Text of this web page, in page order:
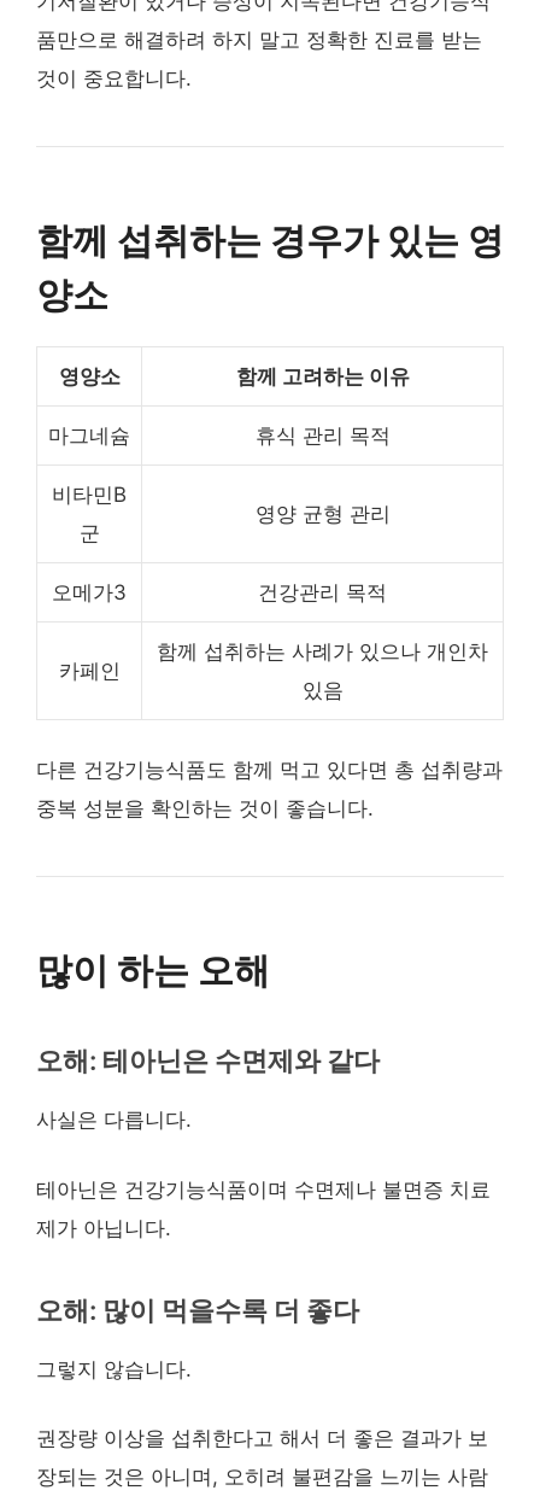
품만으로 해결하려 하지 말고 정확한 진료를 받는
것이 중요합니다.
함께 섭취하는 경우가 있는 영
양소
영양소 함께 고려하는 이유
마그네슘 휴식 관리 목적
비타민B
군
영양 균형 관리
오메가3 건강관리 목적
카페인
함께 섭취하는 사례가 있으나 개인차
있음
다른 건강기능식품도 함께 먹고 있다면 총 섭취량과
중복 성분을 확인하는 것이 좋습니다.
많이 하는 오해
오해: 테아닌은 수면제와 같다
사실은 다릅니다.
테아닌은 건강기능식품이며 수면제나 불면증 치료
제가 아닙니다.
오해: 많이 먹을수록 더 좋다
그렇지 않습니다.
권장량 이상을 섭취한다고 해서 더 좋은 결과가 보
장되는 것은 아니며, 오히려 불편감을 느끼는 사람